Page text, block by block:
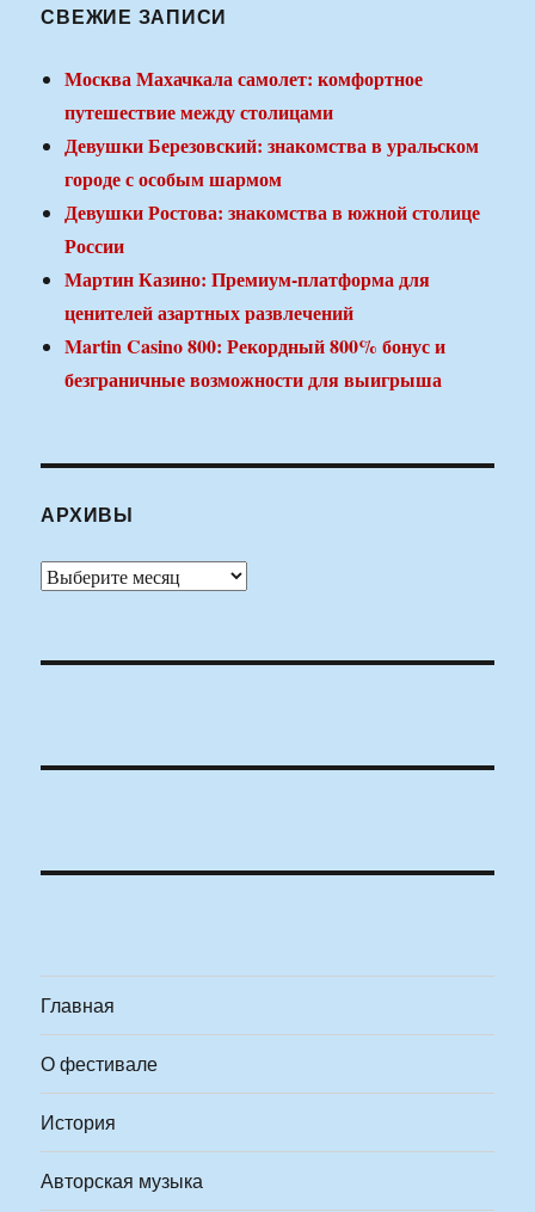
СВЕЖИЕ ЗАПИСИ
Москва Махачкала самолет: комфортное
путешествие между столицами
Девушки Березовский: знакомства в уральском
городе с особым шармом
Девушки Ростова: знакомства в южной столице
России
Мартин Казино: Премиум-платформа для
ценителей азартных развлечений
Martin Casino 800: Рекордный 800% бонус и
безграничные возможности для выигрыша
АРХИВЫ
Архивы
Главная
О фестивале
История
Авторская музыка